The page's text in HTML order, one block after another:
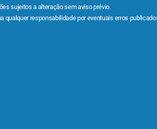
sujeitos a alteração sem aviso prévio.
qualquer responsabilidade por eventuais erros